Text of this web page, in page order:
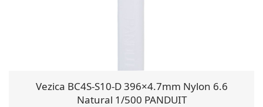
Vezica BC4S-S10-D 396×4.7mm Nylon 6.6
Natural 1/500 PANDUIT